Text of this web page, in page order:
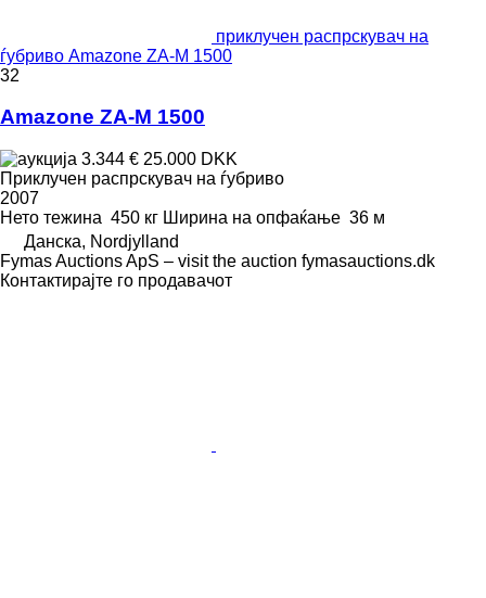
приклучен распрскувач на
ѓубриво Amazone ZA-M 1500
32
Amazone ZA-M 1500
3.344 € 25.000 DKK
Приклучен распрскувач на ѓубриво
2007
Нето тежина 450 кг Ширина на опфаќање 36 м
Данска, Nordjylland
Fymas Auctions ApS – visit the auction fymasauctions.dk
Контактирајте го продавачот